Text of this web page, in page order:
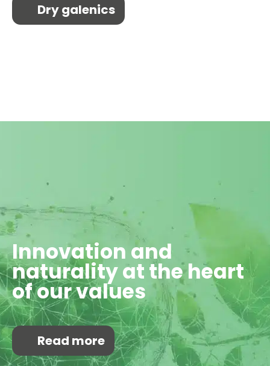
Dry galenics
Innovation and
naturality at the heart
of our values
Read more